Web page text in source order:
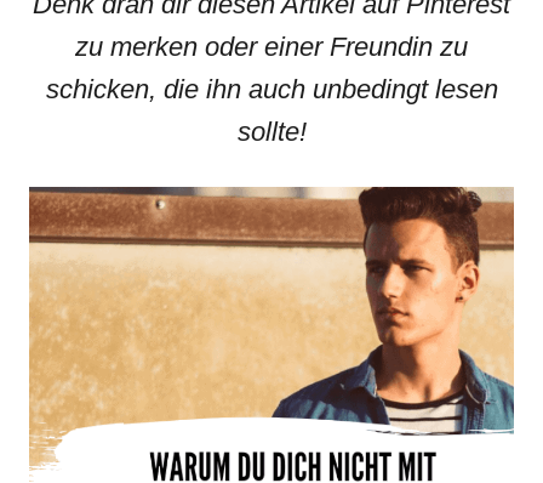
zu merken oder einer Freundin zu
schicken, die ihn auch unbedingt lesen
sollte!